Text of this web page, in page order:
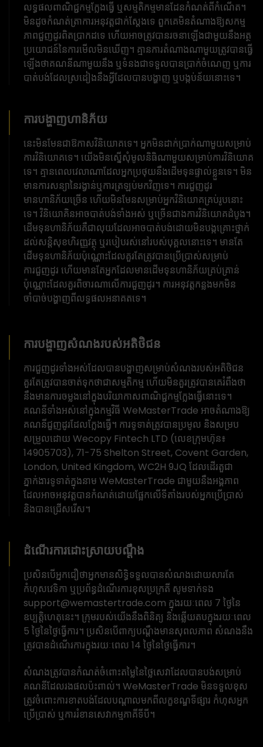
លទ្ធផលពាណិជ្ជកម្មក្លែងធ្វើ ឬសម្មតិកម្មមានដែនកំណត់ពីកំណើត។
មិនដូចកំណត់ត្រាការអនុវត្តជាក់ស្តែងទេ ពួកគេមិនតំណាងឱ្យសកម្ម
ភាពជួញដូរពិតប្រាកដទេ ហើយអាចត្រូវបានរចនាឡើងជាមួយនឹងអត្ថ
ប្រយោជន៍នៃការមើលមិនឃើញ។ គ្មានការតំណាងណាមួយត្រូវបានធ្វើ
ឡើងថាគណនីណាមួយនឹង ឬទំនងជាទទួលបានប្រាក់ចំណេញ ឬការ
បាត់បង់ដែលស្រដៀងនឹងអ្វីដែលបានបង្ហាញ ឬបង្កប់ន័យនោះទេ។
ការបង្ហាញហានិភ័យ
នេះមិនមែនជាឱកាសវិនិយោគទេ។ អ្នកមិនដាក់ប្រាក់ណាមួយសម្រាប់
ការវិនិយោគទេ។ យើងមិនស្នើសុំមូលនិធិណាមួយសម្រាប់ការវិនិយោគ
ទេ។ គ្មានពេលវេលាណាដែលអ្នកប្រថុយនឹងដើមទុនផ្ទាល់ខ្លួនទេ។ មិន
មានការសន្យានៃរង្វាន់ឬការត្រឡប់មកវិញទេ។ ការជួញដូរ
មានហានិភ័យច្រើន ហើយមិនមែនសម្រាប់អ្នកវិនិយោគគ្រប់រូបនោះ
ទេ។ វិនិយោគិនអាចបាត់បង់ទាំងអស់ ឬច្រើនជាងការវិនិយោគដំបូង។
ដើមទុនហានិភ័យគឺជាលុយដែលអាចបាត់បង់ដោយមិនបង្កគ្រោះថ្នាក់
ដល់សន្តិសុខហិរញ្ញវត្ថុ ឬរបៀបរស់នៅរបស់បុគ្គលនោះទេ។ មានតែ
ដើមទុនហានិភ័យប៉ុណ្ណោះដែលគួរតែត្រូវបានប្រើប្រាស់សម្រាប់
ការជួញដូរ ហើយមានតែអ្នកដែលមានដើមទុនហានិភ័យគ្រប់គ្រាន់
ប៉ុណ្ណោះដែលគួរពិចារណាលើការជួញដូរ។ ការ​អនុវត្ត​កន្លង​មក​មិន​
ចាំបាច់​បង្ហាញ​ពី​លទ្ធផល​អនាគត​ទេ។
ការបង្ហាញសំណងរបស់អតិថិជន
ការជួញដូរទាំងអស់ដែលបានបង្ហាញសម្រាប់សំណងរបស់អតិថិជន
គួរតែត្រូវបានចាត់ទុកថាជាសម្មតិកម្ម ហើយមិនគួរត្រូវបានគេរំពឹងថា
នឹងមានការចម្លងនៅក្នុងបរិយាកាសពាណិជ្ជកម្មក្លែងធ្វើនោះទេ។
គណនីទាំងអស់នៅក្នុងកម្មវិធី WeMasterTrade អាចតំណាងឱ្យ
គណនីជួញដូរដែលក្លែងធ្វើ។ ការទូទាត់ត្រូវបានប្រមូល និងសម្រប
សម្រួលដោយ Wecopy Fintech LTD (លេខក្រុមហ៊ុន៖
14905703), 71-75 Shelton Street, Covent Garden,
London, United Kingdom, WC2H 9JQ ដែលដើរតួជា
ភ្នាក់ងារទូទាត់ក្នុងនាម WeMasterTrade ជាមួយនឹងអង្គភាព
ដែលអាចអនុវត្តបានកំណត់ដោយផ្អែកលើទីតាំងរបស់អ្នកប្រើប្រាស់
និងបានជ្រើសរើស។
ដំណើរការដោះស្រាយបណ្តឹង
ប្រសិនបើអ្នកជឿថាអ្នកមានសិទ្ធិទទួលបានសំណងដោយសារតែ
កំហុសវេទិកា ឬប្រព័ន្ធដំណើរការខុសប្រក្រតី សូមទាក់ទង
support@wemastertrade.com ក្នុងរយៈពេល 7 ថ្ងៃនៃ
ឧប្បត្តិហេតុនេះ។ ក្រុមរបស់យើងនឹងពិនិត្យ និងឆ្លើយតបក្នុងរយៈពេល
5 ថ្ងៃនៃថ្ងៃធ្វើការ។ ប្រសិនបើពាក្យបណ្តឹងមានសុពលភាព សំណងនឹង
ត្រូវបានដំណើរការក្នុងរយៈពេល 14 ថ្ងៃនៃថ្ងៃធ្វើការ។
សំណងត្រូវបានកំណត់ចំពោះតម្លៃនៃថ្លៃសេវាដែលបានបង់សម្រាប់
គណនីដែលរងផលប៉ះពាល់។ WeMasterTrade មិនទទួលខុស
ត្រូវចំពោះការខាតបង់ដែលបណ្តាលមកពីលក្ខខណ្ឌទីផ្សារ កំហុសអ្នក
ប្រើប្រាស់ ឬការរំខានសេវាកម្មភាគីទីបី។